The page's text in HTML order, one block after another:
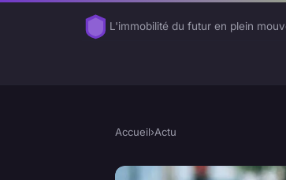
L'immobilité du futur en plein
Accueil›Actu